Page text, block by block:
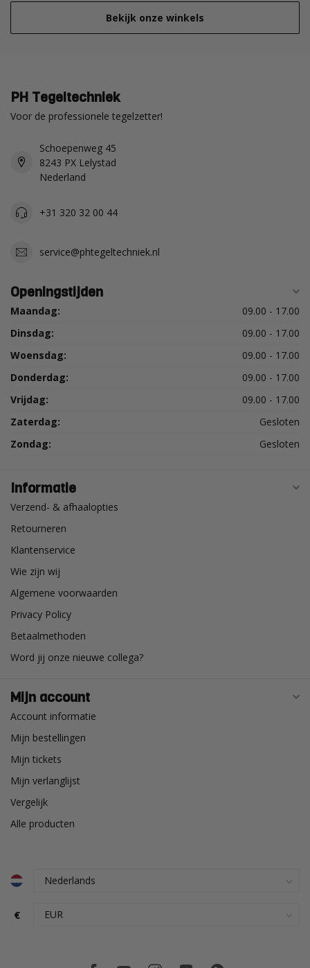
Bekijk onze winkels
PH Tegeltechniek
Voor de professionele tegelzetter!
Schoepenweg 45
8243 PX Lelystad
Nederland
+31 320 32 00 44
service@phtegeltechniek.nl
Openingstijden
Maandag:
09.00 - 17.00
Dinsdag:
09.00 - 17.00
Woensdag:
09.00 - 17.00
Donderdag:
09.00 - 17.00
Vrijdag:
09.00 - 17.00
Zaterdag:
Gesloten
Zondag:
Gesloten
Informatie
Verzend- & afhaalopties
Retourneren
Klantenservice
Wie zijn wij
Algemene voorwaarden
Privacy Policy
Betaalmethoden
Word jij onze nieuwe collega?
Mijn account
Account informatie
Mijn bestellingen
Mijn tickets
Mijn verlanglijst
Vergelijk
Alle producten
€